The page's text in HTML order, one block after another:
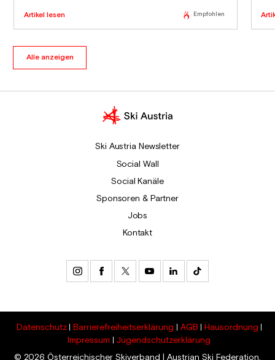
Artikel lesen Empfohlen
Alle anzeigen
Ski Austria Newsletter
Social Wall
Social Kanäle
Sponsoren & Partner
Jobs
Kontakt
Datenschutz Barrierefreiheitserklärung AGB
Hausordnung
Impressum
Jugendschutzerklärung
© 2026 Österreichischer Skiverband | Austrian Ski Federation.